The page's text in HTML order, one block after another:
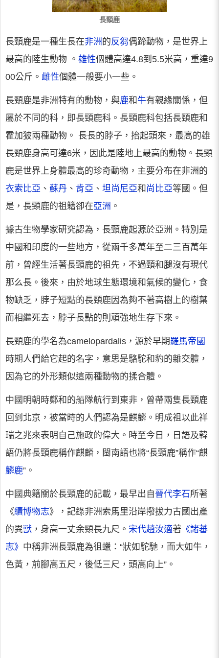
長頸鹿
長頸鹿是一種生長在非洲 的反芻偶蹄動物，是世界上
最高的陸生動物 。 雄性個體高達4.8到5.5米高，重達9
00公斤。 雌性個體一般要小一些。
長頸鹿是非洲特有的動物，與鹿和 牛有親緣關係，但
屬於不同的科，即長頸鹿科。長頸鹿科包括長頸鹿和
霍加狓兩種動物。 長長的脖子，抬起頭來，最高的雄
長頸鹿身高可達6米，因此是陸地上最高的動物。長頸
鹿是世界上身體最高的珍奇動物，主要分布在非洲的
衣索比亞 、 蘇丹 、 肯亞 、 坦尚尼亞和 尚比亞等國。但
是，長頸鹿的祖籍卻在亞洲 。
據古生物學家研究認為，長頸鹿起源於亞洲。特別是
中國和印度的一些地方，從兩千多萬年至二三百萬年
前，曾經生活著長頸鹿的祖先，不過頸和腿沒有現代
那么長。後來，由於地球生態環境和氣候的變化，食
物缺乏，脖子短點的長頸鹿因為夠不著高樹上的樹葉
而相繼死去，脖子長點的則頑強地生存下來。
長頸鹿的學名為camelopardalis，源於早期羅馬帝國
時期人們給它起的名字，意思是駱駝和豹的雜交體，
因為它的外形類似這兩種動物的揉合體。
中國明朝時鄭和的船隊航行到東非，曾帶兩隻長頸鹿
回到北京，被當時的人們認為是麒麟。明成祖以此祥
瑞之兆來表明自己施政的偉大。時至今日，日語及韓
語仍將長頸鹿稱作麒麟，閩南語也將“長頸鹿”稱作“麒
麟鹿”。
中國典籍關於長頸鹿的記載，最早出自 晉代李石所著
《續博物志》，記錄非洲索馬里沿岸撥拔力古國出產
的異獸 ，身高一丈余頸長九尺。 宋代趙汝適著 《諸蕃
志》 中稱非洲長頸鹿為徂蠟：“狀如駝馳，而大如牛，
色黃，前腳高五尺，後低三尺，頭高向上”。